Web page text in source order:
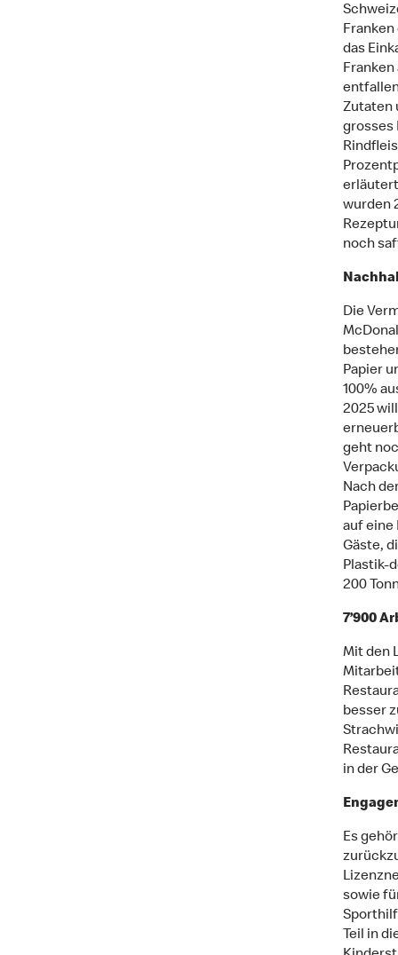
das
Zutaten
grosses
erläutert
wurden
noch
Die
Papier
100%
2025
geht
Nach
auf eine
Gäste,
Plastik-
200
7’900
Mit den
besser
in der
Es
sowie
Teil in